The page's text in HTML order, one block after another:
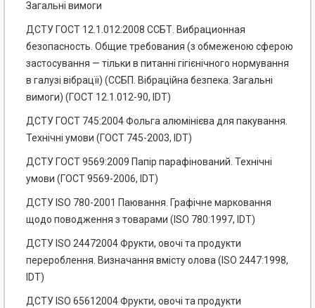
Загальні вимоги
ДСТУ ГОСТ 12.1.012:2008 ССБТ. Вибрационная
безопасность. Общие требования (з обмеженою сферою
застосування — тільки в питанні гігієнічного нормування
в галузі вібрацїі) (ССБП. Вібраційна безпека. Загальні
вимоги) (ГОСТ 12.1.012-90, IDT)
ДСТУ ГОСТ 745:2004 Фольга алюмінієва для пакування.
Технічні умови (ГОСТ 745-2003, IDT)
ДСТУ ГОСТ 9569:2009 Папір парафінований. Технічні
умови (ГОСТ 9569-2006, IDT)
ДСТУ ISO 780-2001 Паювання. Графічне марковання
щодо поводження з товарами (ISO 780:1997, IDT)
ДСТУ ISO 24472004 Фрукти, овочі та продукти
перероблення. Визначання вмісту олова (ISO 2447:1998,
IDT)
ДСТУ ISO 65612004 Фрукти, овочі та продукти